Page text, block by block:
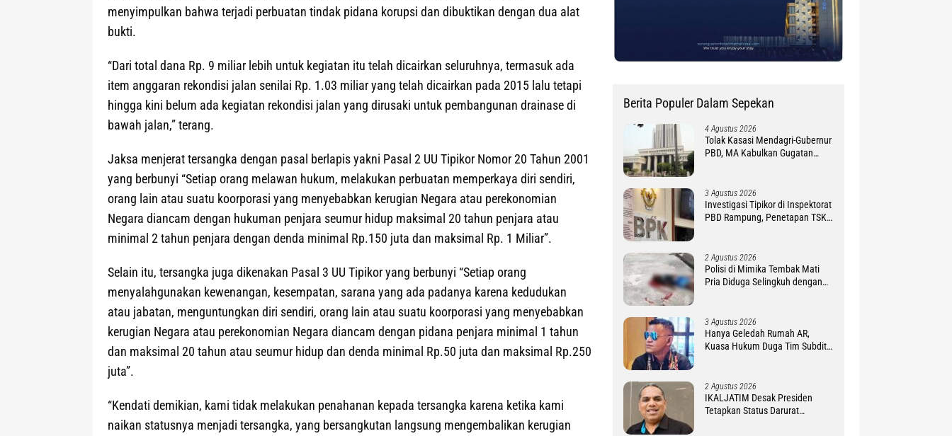
menyimpulkan bahwa terjadi perbuatan tindak pidana korupsi dan dibuktikan dengan dua alat
bukti.
“Dari total dana Rp. 9 miliar lebih untuk kegiatan itu telah dicairkan seluruhnya, termasuk ada
item anggaran rekondisi jalan senilai Rp. 1.03 miliar yang telah dicairkan pada 2015 lalu tetapi
hingga kini belum ada kegiatan rekondisi jalan yang dirusaki untuk pembangunan drainase di
bawah jalan,” terang.
Jaksa menjerat tersangka dengan pasal berlapis yakni Pasal 2 UU Tipikor Nomor 20 Tahun 2001
yang berbunyi “Setiap orang melawan hukum, melakukan perbuatan memperkaya diri sendiri,
orang lain atau suatu koorporasi yang menyebabkan kerugian Negara atau perekonomian
Negara diancam dengan hukuman penjara seumur hidup maksimal 20 tahun penjara atau
minimal 2 tahun penjara dengan denda minimal Rp.150 juta dan maksimal Rp. 1 Miliar”.
Selain itu, tersangka juga dikenakan Pasal 3 UU Tipikor yang berbunyi “Setiap orang
menyalahgunakan kewenangan, kesempatan, sarana yang ada padanya karena kedudukan
atau jabatan, menguntungkan diri sendiri, orang lain atau suatu koorporasi yang menyebabkan
kerugian Negara atau perekonomian Negara diancam dengan pidana penjara minimal 1 tahun
dan maksimal 20 tahun atau seumur hidup dan denda minimal Rp.50 juta dan maksimal Rp.250
juta”.
“Kendati demikian, kami tidak melakukan penahanan kepada tersangka karena ketika kami
naikan statusnya menjadi tersangka, yang bersangkutan langsung mengembalikan kerugian
Berita Populer Dalam Sepekan
4 Agustus 2026
Tolak Kasasi Mendagri-Gubernur
PBD, MA Kabulkan Gugatan
3 Agustus 2026
Investigasi Tipikor di Inspektorat
PBD Rampung, Penetapan TSK
2 Agustus 2026
Polisi di Mimika Tembak Mati
Pria Diduga Selingkuh dengan
3 Agustus 2026
Hanya Geledah Rumah AR,
Kuasa Hukum Duga Tim Subdit
2 Agustus 2026
IKALJATIM Desak Presiden
Tetapkan Status Darurat